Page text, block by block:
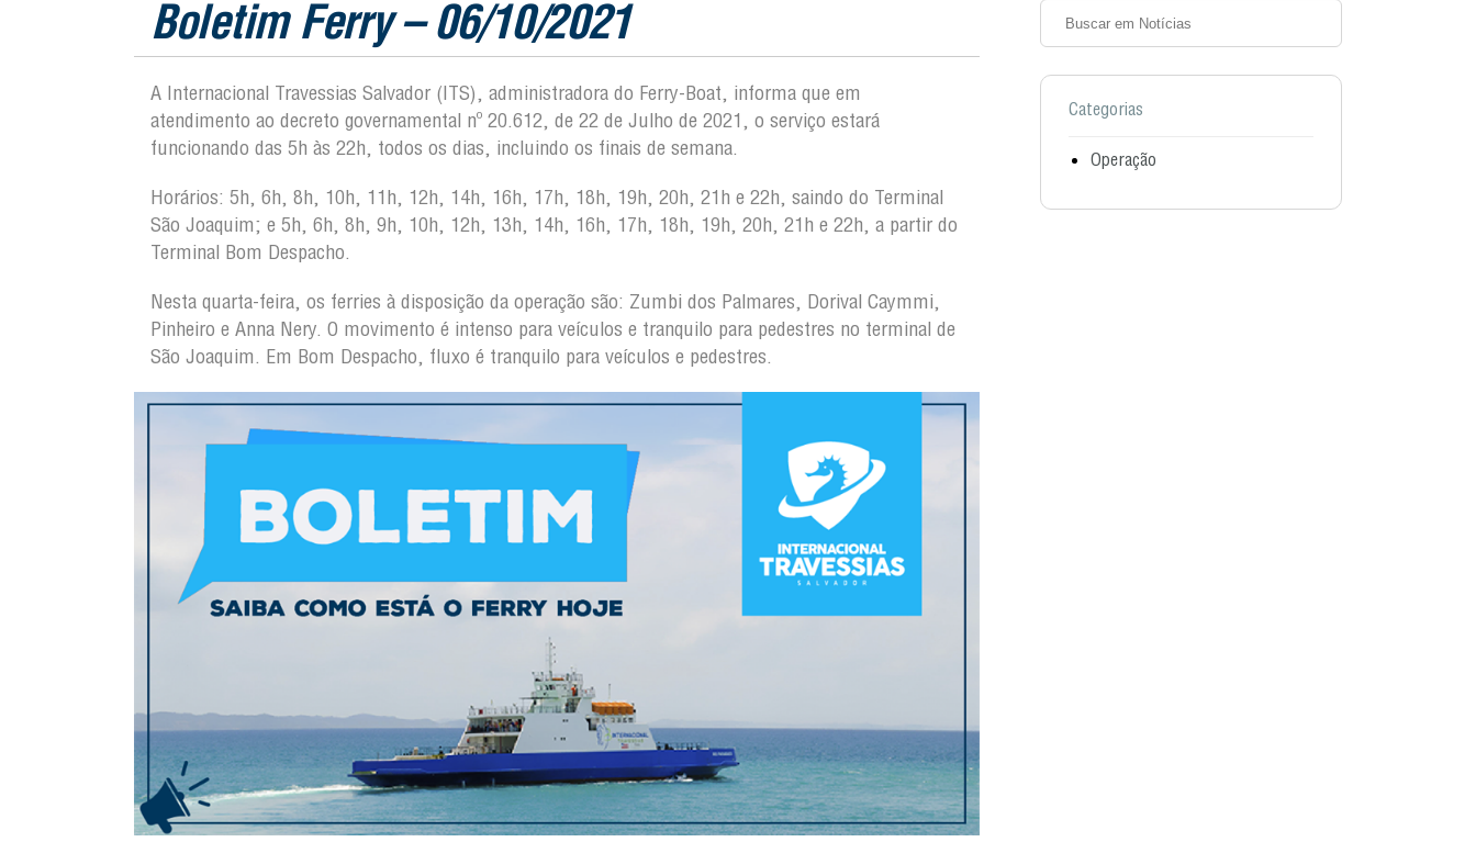
Boletim Ferry – 06/10/2021
A Internacional Travessias Salvador (ITS), administradora do Ferry-Boat, informa que em
atendimento ao decreto governamental nº 20.612, de 22 de Julho de 2021, o serviço estará
funcionando das 5h às 22h, todos os dias, incluindo os finais de semana.
Horários: 5h, 6h, 8h, 10h, 11h, 12h, 14h, 16h, 17h, 18h, 19h, 20h, 21h e 22h, saindo do Terminal
São Joaquim; e 5h, 6h, 8h, 9h, 10h, 12h, 13h, 14h, 16h, 17h, 18h, 19h, 20h, 21h e 22h, a partir do
Terminal Bom Despacho.
Nesta quarta-feira, os ferries à disposição da operação são: Zumbi dos Palmares, Dorival Caymmi,
Pinheiro e Anna Nery. O movimento é intenso para veículos e tranquilo para pedestres no terminal de
São Joaquim. Em Bom Despacho, fluxo é tranquilo para veículos e pedestres.
Categorias
Operação